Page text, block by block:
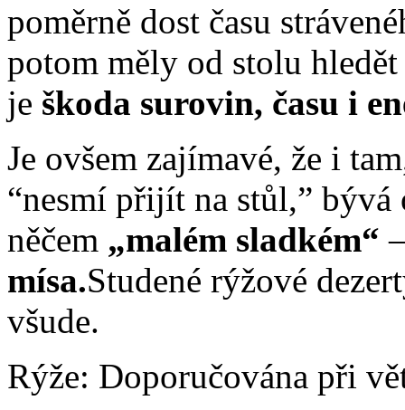
poměrně dost času
potom měly od stolu
je škoda surovin, času i
Je ovšem zajímavé, že i
“nesmí přijít na stůl,” bývá
něčem „malém sladkém“
mísa.Studené rýžové
všude.
Rýže: Doporučována při